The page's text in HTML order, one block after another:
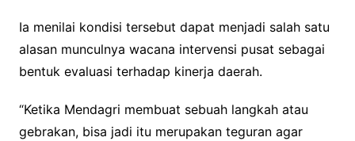
Ia menilai kondisi tersebut dapat menjadi salah satu
alasan munculnya wacana intervensi pusat sebagai
bentuk evaluasi terhadap kinerja daerah.
“Ketika Mendagri membuat sebuah langkah atau
gebrakan, bisa jadi itu merupakan teguran agar